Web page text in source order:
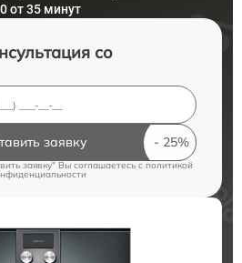
от 35 минут
со
заявку
заявку" Вы соглашаетесь cполитикой